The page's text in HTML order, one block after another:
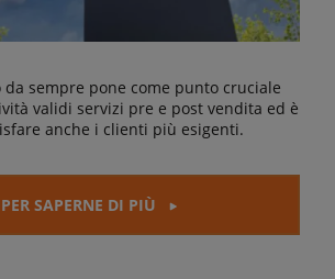
sempre pone come punto cruciale
validi servizi pre e post vendita ed è
anche i clienti più esigenti.
PER SAPERNE DI PIÙ